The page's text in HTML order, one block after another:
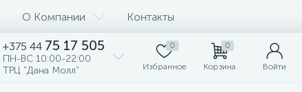
О Компании Контакты
+375 44 75 17 505
ПН-ВС 10:00-22:00
ТРЦ "Дана Молл"
0
Избранное
0
Корзина Войти